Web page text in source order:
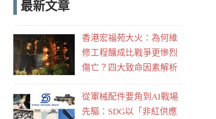
e
o
o
k
d
最新文章
香港宏福苑大火：為何維
修工程釀成比戰爭更慘烈
傷亡？四大致命因素解析
從軍械配件要角到AI戰場
先驅：SDG以「非紅供應